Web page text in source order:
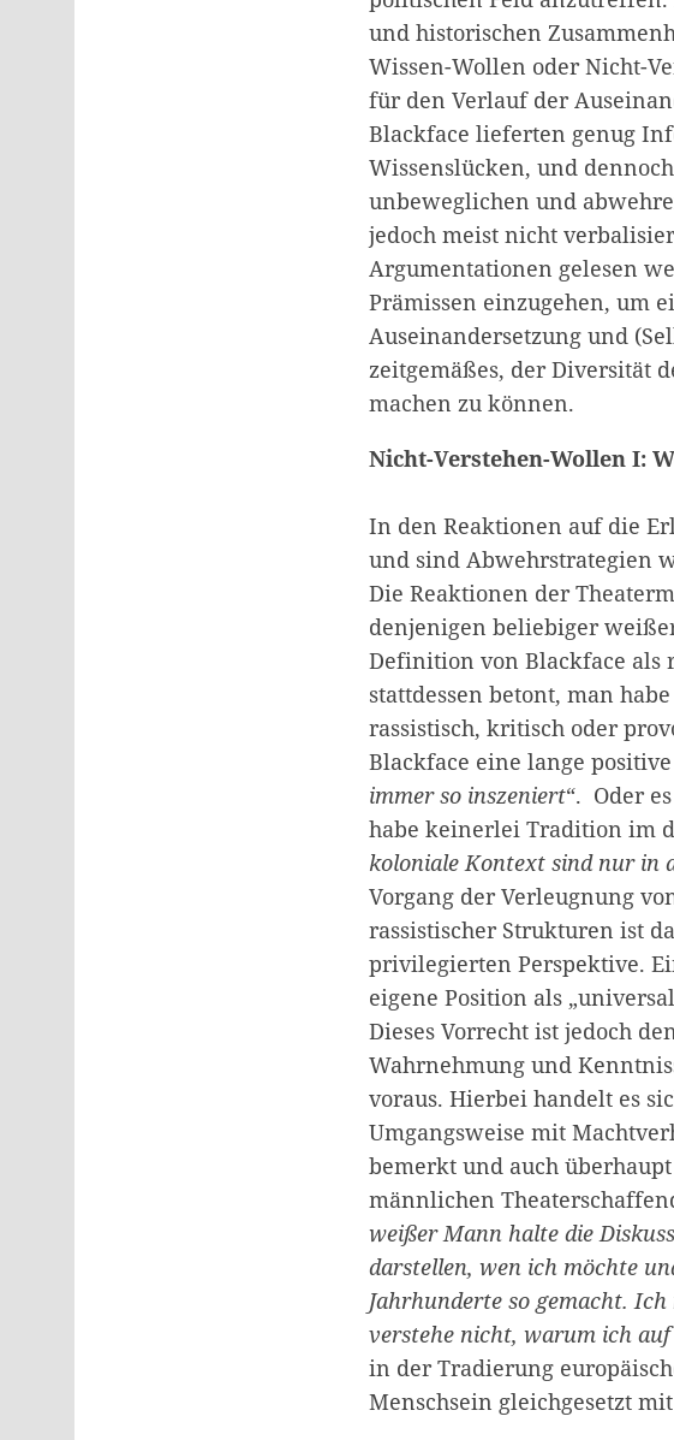
und historischen
Wissen-Wollen oder Nicht-
für den Verlauf der
Blackface lieferten genug
Wissenslücken, und
unbeweglichen und
jedoch meist nicht
Argumentationen gelesen
Prämissen einzugehen, um
Auseinandersetzung und
zeitgemäßes, der Diversität
machen zu können.
Nicht-Verstehen-Wollen I:
In den Reaktionen auf die
und sind Abwehrstrategien
Die Reaktionen der
denjenigen beliebiger
Definition von Blackface als
stattdessen betont, man
rassistisch, kritisch oder
Blackface eine lange
immer so inszeniert“. Oder
habe keinerlei Tradition im
koloniale Kontext sind nur in
Vorgang der Verleugnung
rassistischer Strukturen ist
privilegierten Perspektive.
eigene Position als
Dieses Vorrecht ist jedoch
Wahrnehmung und
voraus. Hierbei handelt es
Umgangsweise mit
bemerkt und auch
männlichen
weißer Mann halte die
darstellen, wen ich möchte
Jahrhunderte so gemacht.
verstehe nicht, warum ich auf
in der Tradierung
Menschsein gleichgesetzt